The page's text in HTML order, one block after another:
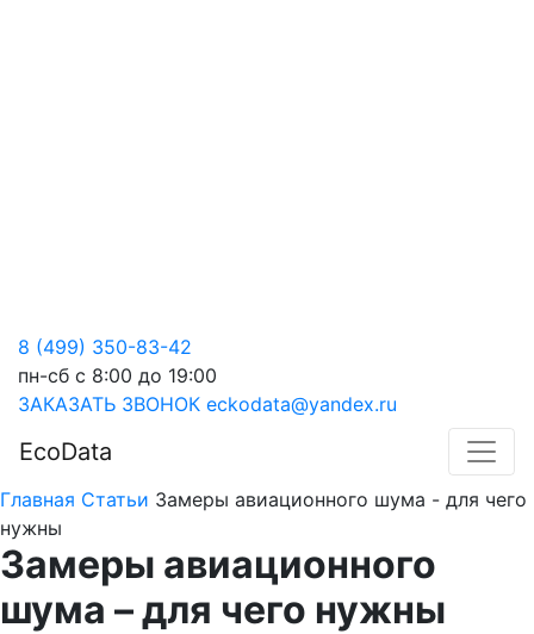
8 (499) 350-83-42
пн-сб с 8:00 до 19:00
ЗАКАЗАТЬ ЗВОНОК eckodata@yandex.ru
EcoData
Главная Статьи Замеры авиационного шума - для чего
нужны
Замеры авиационного
шума – для чего нужны